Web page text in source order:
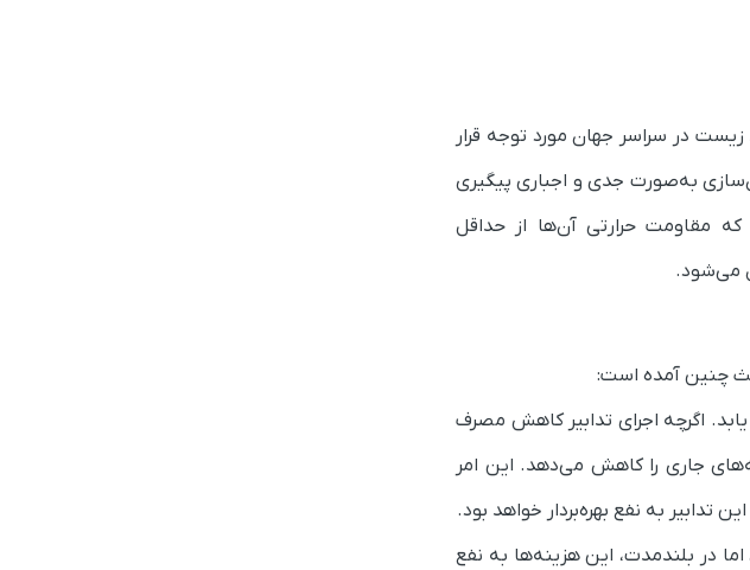
در سراسر جهان مورد توجه قرار
و مقررات ملی ساختمان‌سازی به‌صورت جدی و اجباری پیگیری
مقاومت حرارتی آن‌ها از حداقل
می‌شود.
چنین آمده است:
اگرچه اجرای تدابیر کاهش مصرف
جاری را کاهش می‌دهد. این امر
به نفع بهره‌بردار خواهد بود.
اما در بلندمدت، این هزینه‌ها به نفع